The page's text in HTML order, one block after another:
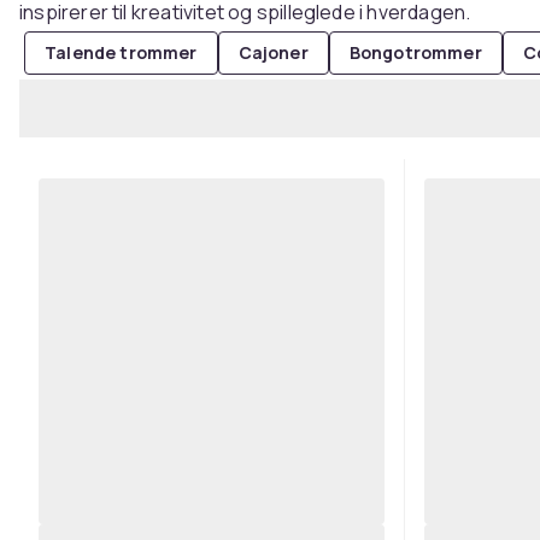
inspirerer til kreativitet og spilleglede i hverdagen.
Talende trommer Cajoner Bongotrommer